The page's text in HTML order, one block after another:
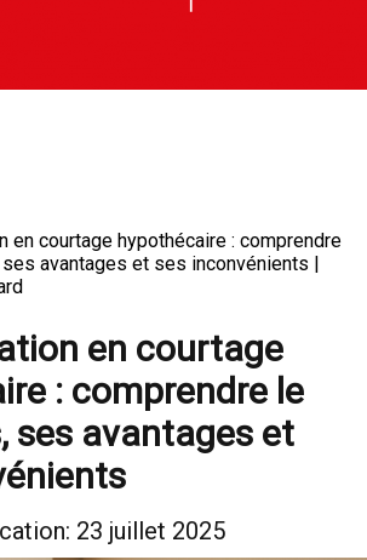
en courtage hypothécaire : comprendre
avantages et ses inconvénients |
en courtage
: comprendre le
ses avantages et
23 juillet 2025